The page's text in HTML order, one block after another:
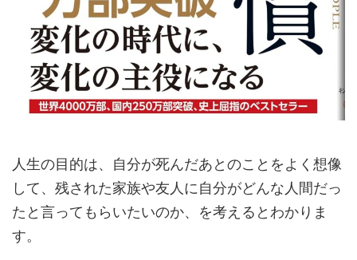
人生の目的は、自分が死んだあとのことをよく想像
して、残された家族や友人に自分がどんな人間だっ
たと言ってもらいたいのか、を考えるとわかりま
す。